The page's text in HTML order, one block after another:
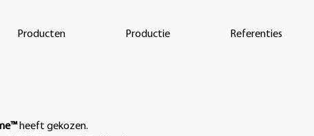
Producten Productie Referenties
heeft gekozen.